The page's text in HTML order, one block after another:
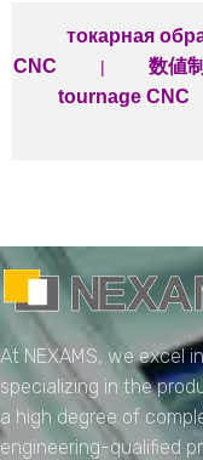
токарная
CNC
| 数値
tournage CNC
NEXAMS
At NEXAMS, we excel
specializing in the
a high degree of
engineering-qualified